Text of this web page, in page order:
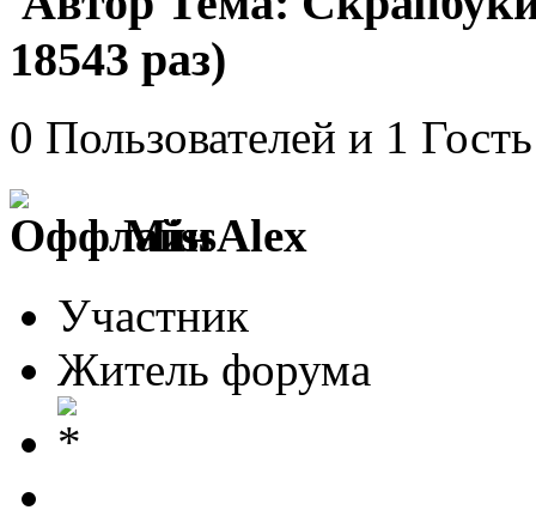
18543 раз)
0 Пользователей и 1
MissAlex
Участник
Житель форума